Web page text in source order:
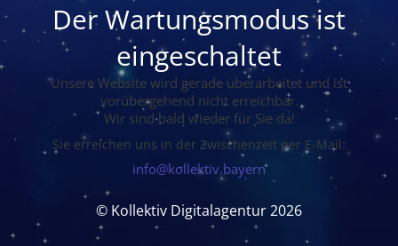
Der Wartungsmodus ist
eingeschaltet
Unsere Website wird gerade überarbeitet und ist
vorübergehend nicht erreichbar.
Wir sind bald wieder für Sie da!
Sie erreichen uns in der Zwischenzeit per E-Mail:
info@kollektiv.bayern
© Kollektiv Digitalagentur 2026